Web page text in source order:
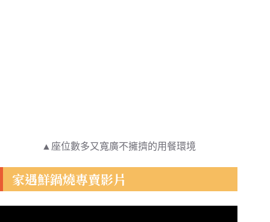
▲座位數多又寬廣不擁擠的用餐環境
家遇鮮鍋燒專賣影片